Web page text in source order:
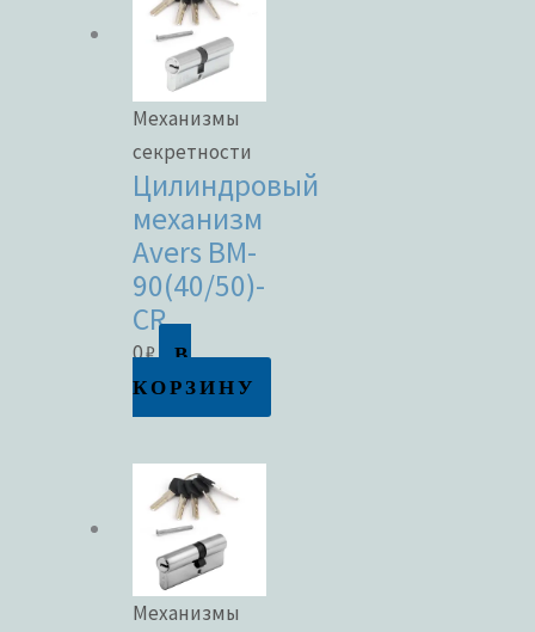
Механизмы
секретности
Цилиндровый
механизм
Avers BM-
90(40/50)-
CR
0₽
В
КОРЗИНУ
Механизмы